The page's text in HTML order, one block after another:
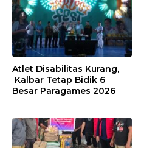
Atlet Disabilitas Kurang,
Kalbar Tetap Bidik 6
Besar Paragames 2026